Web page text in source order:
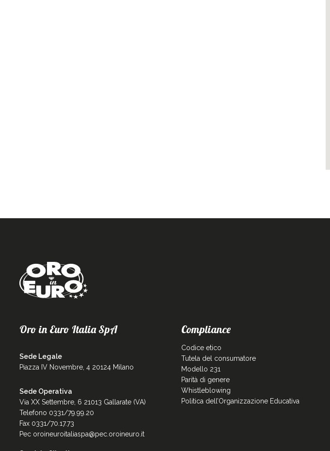
Oro in Euro Italia SpA
Sede Legale
Piazza IV Novembre, 4 20124 Milano
Sede Operativa
Via XX Settembre, 6 21013 Gallarate (VA)
Telefono 0331/79.99.20
Fax 0331/70.17.73
Pec oroineuroitaliaspa@pec.oroineuro.it
Compliance
Codice etico
Tutela del consumatore
Modello 231
Parità di genere
Whistleblowing
Politica dell’Organizzazione Educativa